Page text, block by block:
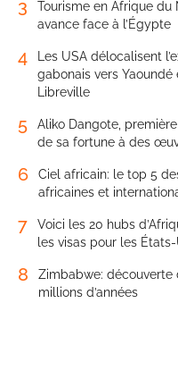
3
Tourisme en Afrique
avance face à l’Égypte
4
Les USA délocalisent
gabonais vers Yaoundé
Libreville
5
Aliko Dangote,
de sa fortune à des
6
Ciel africain: le top 5
africaines et
7
Voici les 20 hubs
les visas pour les
8
Zimbabwe: découverte
millions d’années